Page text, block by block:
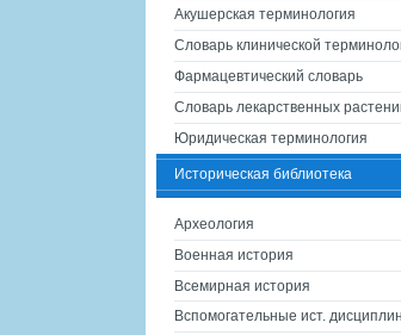
Акушерская терминология
Словарь клинической
Фармацевтический словарь
Словарь лекарственных
Юридическая терминология
Историческая библиотека
Археология
Военная история
Всемирная история
Вспомогательные ист.